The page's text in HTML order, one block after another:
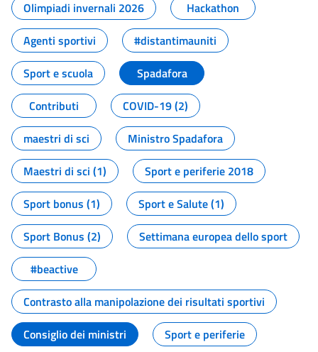
Olimpiadi invernali 2026
Hackathon
Agenti sportivi
#distantimauniti
Sport e scuola
Spadafora
Contributi
COVID-19 (2)
maestri di sci
Ministro Spadafora
Maestri di sci (1)
Sport e periferie 2018
Sport bonus (1)
Sport e Salute (1)
Sport Bonus (2)
Settimana europea dello sport
#beactive
Contrasto alla manipolazione dei risultati sportivi
Consiglio dei ministri
Sport e periferie